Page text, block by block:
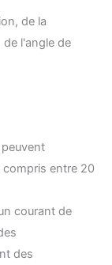
de la
de l'angle de
entre 20
courant de
des